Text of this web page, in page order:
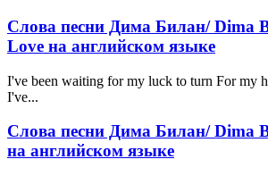
Слова песни Дима Билан/ Dima
Love на английском языке
I've been waiting for my luck to turn For my
I've...
Слова песни Дима Билан/ Dima
на английском языке